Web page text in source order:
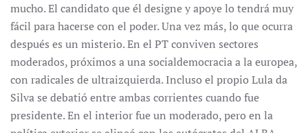
mucho. El candidato que él designe y apoye lo tendrá muy
fácil para hacerse con el poder. Una vez más, lo que ocurra
después es un misterio. En el PT conviven sectores
moderados, próximos a una socialdemocracia a la europea,
con radicales de ultraizquierda. Incluso el propio Lula da
Silva se debatió entre ambas corrientes cuando fue
presidente. En el interior fue un moderado, pero en la